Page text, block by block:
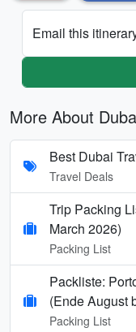
Email this
More About
Best Dubai
Travel Deals
Trip Packing
March 2026)
Packing List
Packliste:
(Ende August
Packing List